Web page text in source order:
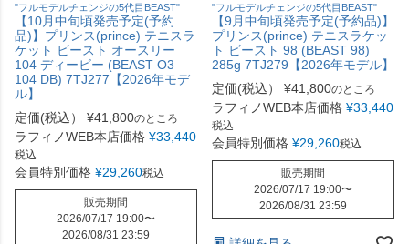
"フルモデルチェンジの5代目BEAST"
【10月中旬頃発売予定(予約
品)】プリンス(prince) テニスラ
ケット ビースト オースリー
104 ディービー (BEAST O3
104 DB) 7TJ277【2026年モデ
ル】
定価(税込）
¥41,800のところ
ラフィノWEB本店価格 ¥33,440
税込
会員特別価格 ¥29,260税込
販売期間
2026/07/17 19:00〜
2026/08/31 23:59
"フルモデルチェンジの5代目BEAST"
【9月中旬頃発売予定(予約品)】
プリンス(prince) テニスラケッ
ト ビースト 98 (BEAST 98)
285g 7TJ279【2026年モデル】
定価(税込）
¥41,800のところ
ラフィノWEB本店価格 ¥33,440
税込
会員特別価格 ¥29,260税込
販売期間
2026/07/17 19:00〜
2026/08/31 23:59